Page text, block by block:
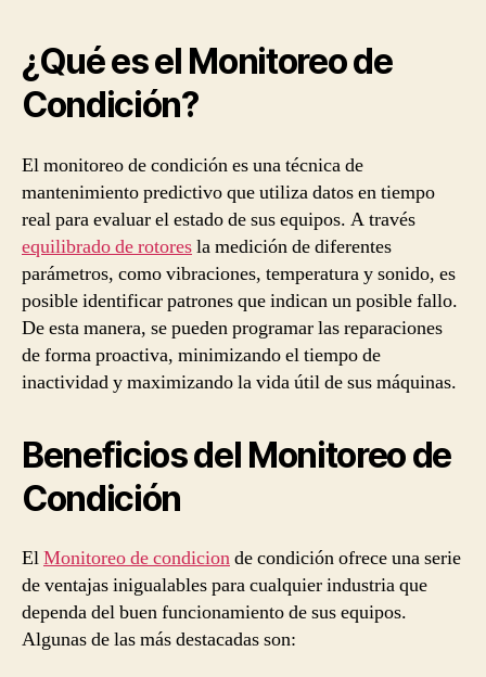
¿Qué es el Monitoreo de
Condición?
El monitoreo de condición es una técnica de
mantenimiento predictivo que utiliza datos en tiempo
real para evaluar el estado de sus equipos. A través
equilibrado de rotoresla medición de diferentes
parámetros, como vibraciones, temperatura y sonido, es
posible identificar patrones que indican un posible fallo.
De esta manera, se pueden programar las reparaciones
de forma proactiva, minimizando el tiempo de
inactividad y maximizando la vida útil de sus máquinas.
Beneficios del Monitoreo de
Condición
ElMonitoreo de condicionde condición ofrece una serie
de ventajas inigualables para cualquier industria que
dependa del buen funcionamiento de sus equipos.
Algunas de las más destacadas son: